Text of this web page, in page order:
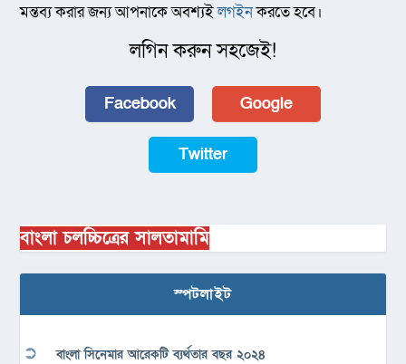
মন্তব্য করার জন্য আপনাকে অবশ্যইলগইনকরতে হবে।
লগিন করুন সহজেই!
Facebook Google
Twitter
বাংলা চলচ্চিত্রের সালতামামি
স্পটলাইট
বাংলা সিনেমার আরেকটি ব্যর্থতার বছর ২০২৪